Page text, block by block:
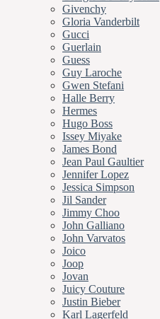
Givenchy
Gloria Vanderbilt
Gucci
Guerlain
Guess
Guy Laroche
Gwen Stefani
Halle Berry
Hermes
Hugo Boss
Issey Miyake
James Bond
Jean Paul Gaultier
Jennifer Lopez
Jessica Simpson
Jil Sander
Jimmy Choo
John Galliano
John Varvatos
Joico
Joop
Jovan
Juicy Couture
Justin Bieber
Karl Lagerfeld